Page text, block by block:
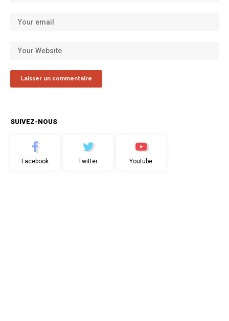
SUIVEZ-NOUS
Facebook Twitter Youtube